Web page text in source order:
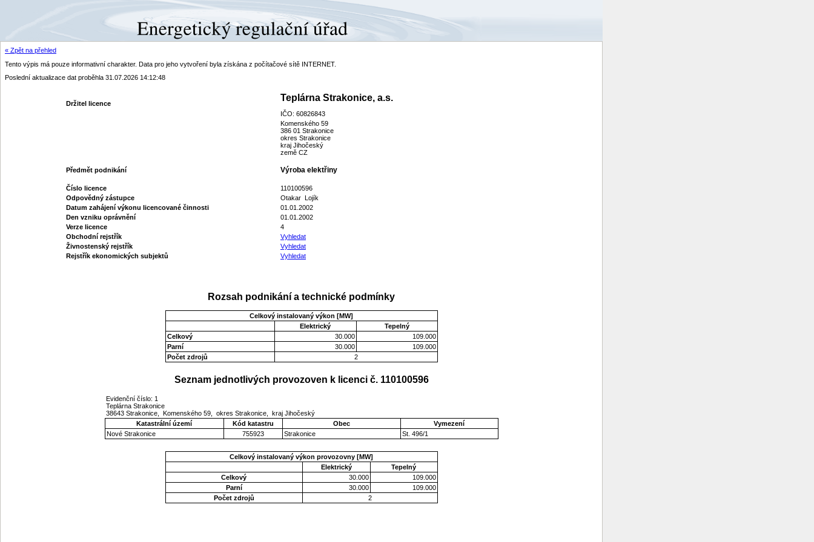
« Zpět na přehled
Tento výpis má pouze informativní charakter. Data pro jeho vytvoření byla získána z počítačové sítě INTERNET.
Poslední aktualizace dat proběhla 31.07.2026 14:12:48
Držitel licence
Teplárna Strakonice, a.s.
IČO: 60826843
Komenského 59
386 01 Strakonice
okres Strakonice
kraj Jihočeský
země CZ
Předmět podnikání Výroba elektřiny
Číslo licence
110100596
Odpovědný zástupce
Otakar Lojík
Datum zahájení výkonu licencované činnosti
01.01.2002
Den vzniku oprávnění
01.01.2002
Verze licence
4
Obchodní rejstřík
Vyhledat
Živnostenský rejstřík
Vyhledat
Rejstřík ekonomických subjektů
Vyhledat
Rozsah podnikání a technické podmínky
Celkový instalovaný výkon [MW]
Elektrický
Tepelný
Celkový
30.000
109.000
Parní
30.000
109.000
Počet zdrojů
2
Seznam jednotlivých provozoven k licenci č. 110100596
Evidenční číslo: 1
Teplárna Strakonice
38643 Strakonice, Komenského 59, okres Strakonice, kraj Jihočeský
Katastrální území
Kód katastru Obec
Vymezení
Nové Strakonice
755923 Strakonice St. 496/1
Celkový instalovaný výkon provozovny [MW]
Elektrický
Tepelný
Celkový
30.000
109.000
Parní
30.000
109.000
Počet zdrojů
2